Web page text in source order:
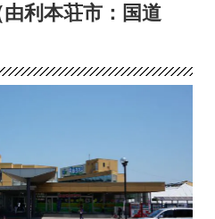
利本荘市：国道